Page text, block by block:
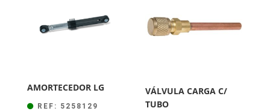
AMORTECEDOR LG
REF: 5258129
VÁLVULA CARGA C/
TUBO